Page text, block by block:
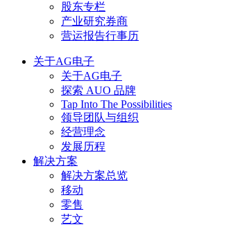
股东专栏
产业研究券商
营运报告行事历
关于AG电子
关于AG电子
探索 AUO 品牌
Tap Into The Possibilities
领导团队与组织
经营理念
发展历程
解决方案
解决方案总览
移动
零售
艺文